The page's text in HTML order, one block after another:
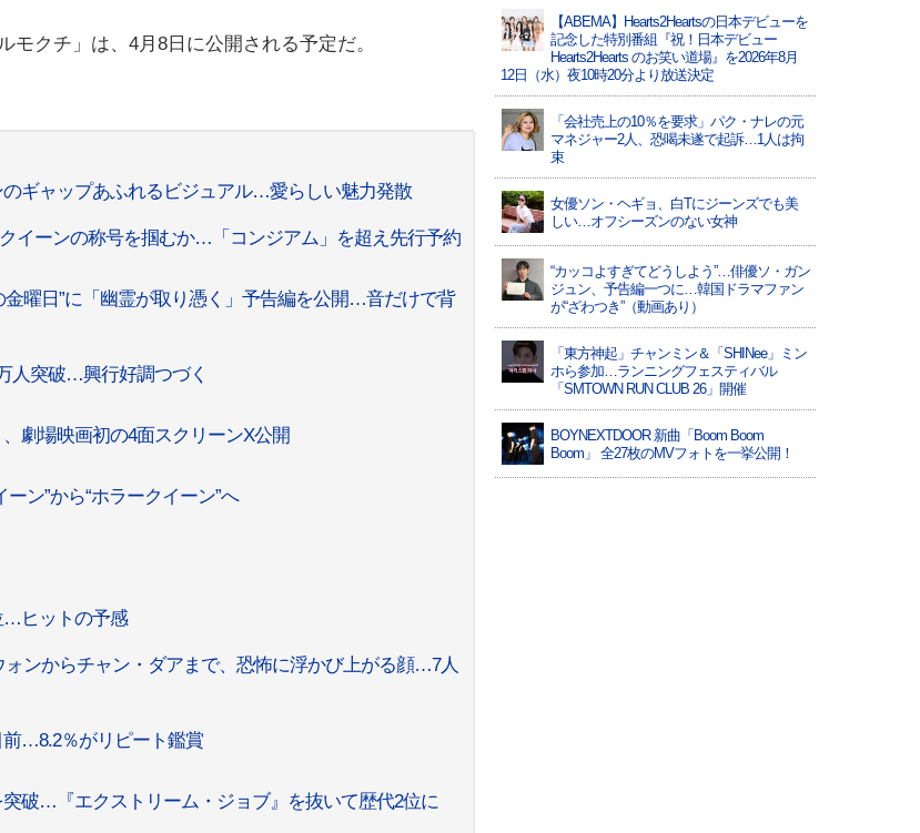
クチ」は、4月8日に公開される予定だ。
ギャップあふれるビジュアル…愛らしい魅力発散
イーンの称号を掴むか…「コンジアム」を超え先行予約
曜日”に「幽霊が取り憑く」予告編を公開…音だけで背
人突破…興行好調つづく
劇場映画初の4面スクリーンX公開
ン”から“ホラークイーン”へ
…ヒットの予感
ンからチャン・ダアまで、恐怖に浮かび上がる顔…7人
前…8.2％がリピート鑑賞
破…『エクストリーム・ジョブ』を抜いて歴代2位に
【ABEMA】Hearts2Heartsの日本デビューを
記念した特別番組『祝！日本デビュー
Hearts2Hearts のお笑い道場』を2026年8月
12日（水）夜10時20分より放送決定
「会社売上の10％を要求」パク・ナレの元
マネジャー2人、恐喝未遂で起訴…1人は拘
束
女優ソン・ヘギョ、白Tにジーンズでも美
しい…オフシーズンのない女神
“カッコよすぎてどうしよう”…俳優ソ・ガン
ジュン、予告編一つに…韓国ドラマファン
が“ざわつき”（動画あり）
「東方神起」チャンミン＆「SHINee」ミン
ホら参加…ランニングフェスティバル
「SMTOWN RUN CLUB 26」開催
BOYNEXTDOOR 新曲「Boom Boom
Boom」 全27枚のMVフォトを一挙公開！